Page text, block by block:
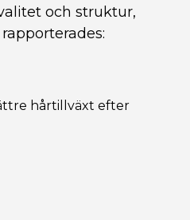
och struktur,
hårtillväxt efter